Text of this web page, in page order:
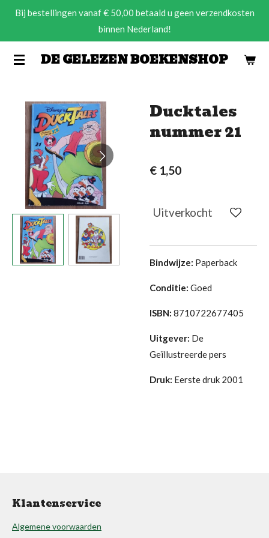
Ga
de
DE GELEZEN BOEKENSHOP
Bij bestellingen vanaf € 50,00 betaald u geen verzendkosten
binnen Nederland!
Ducktales
nummer 21
€ 1,50
Uitverkocht
Bindwijze: Paperback
Conditie: Goed
ISBN: 8710722677405
Uitgever: De
Geïllustreerde pers
Druk: Eerste druk 2001
Klantenservice
Algemene voorwaarden